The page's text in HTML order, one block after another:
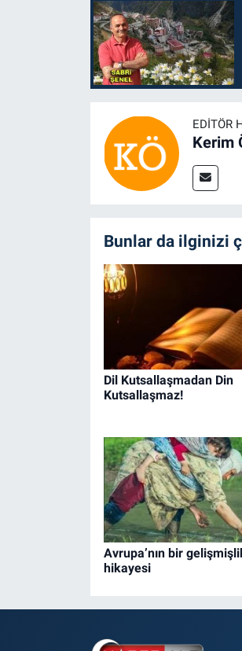
EDITÖR
Kerim
Bunlar da ilginizi
Dil Kutsallaşmadan Din
Kutsallaşmaz!
Avrupa’nın bir
hikayesi